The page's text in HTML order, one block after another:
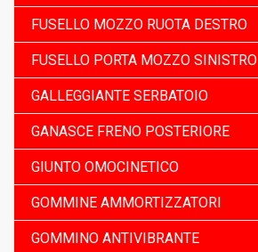
FUSELLO MOZZO RUOTA DESTRO
FUSELLO PORTA MOZZO SINISTRO
GALLEGGIANTE SERBATOIO
GANASCE FRENO POSTERIORE
GIUNTO OMOCINETICO
GOMMINE AMMORTIZZATORI
GOMMINO ANTIVIBRANTE